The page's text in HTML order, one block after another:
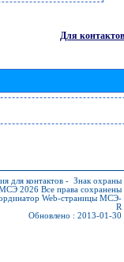
Для контактов
для контактов - Знак охраны
МСЭ 2026 Все права сохранены
Web-страницы МСЭ-
R
Обновлено : 2013-01-30